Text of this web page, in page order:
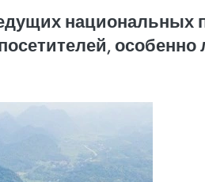
национальных